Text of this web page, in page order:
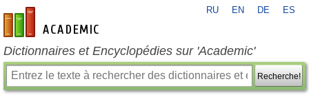
fr-academic.com
RU EN DE ES
Dictionnaires et Encyclopédies sur 'Academic'
Recherche!